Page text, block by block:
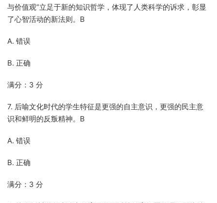
与价值观”立足于新的知识哲学，体现了人类科学的诉求，彰显
了心智活动的新法则。B
A. 错误
B. 正确
满分：3 分
7. 后喻文化时代的学生特征是更强的自主意识，更强的民主意
识和鲜明的反叛精神。B
A. 错误
B. 正确
满分：3 分